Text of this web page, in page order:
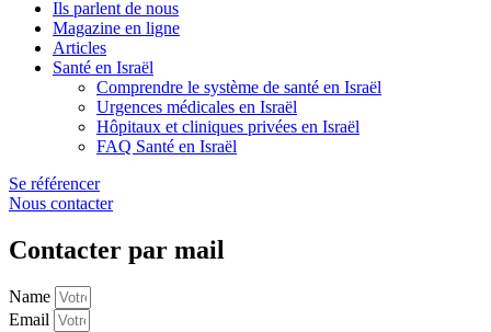
Ils parlent de nous
Magazine en ligne
Articles
Santé en Israël
Comprendre le système de santé en Israël
Urgences médicales en Israël
Hôpitaux et cliniques privées en Israël
FAQ Santé en Israël
Se référencer
Nous contacter
Contacter par mail
Name
Email